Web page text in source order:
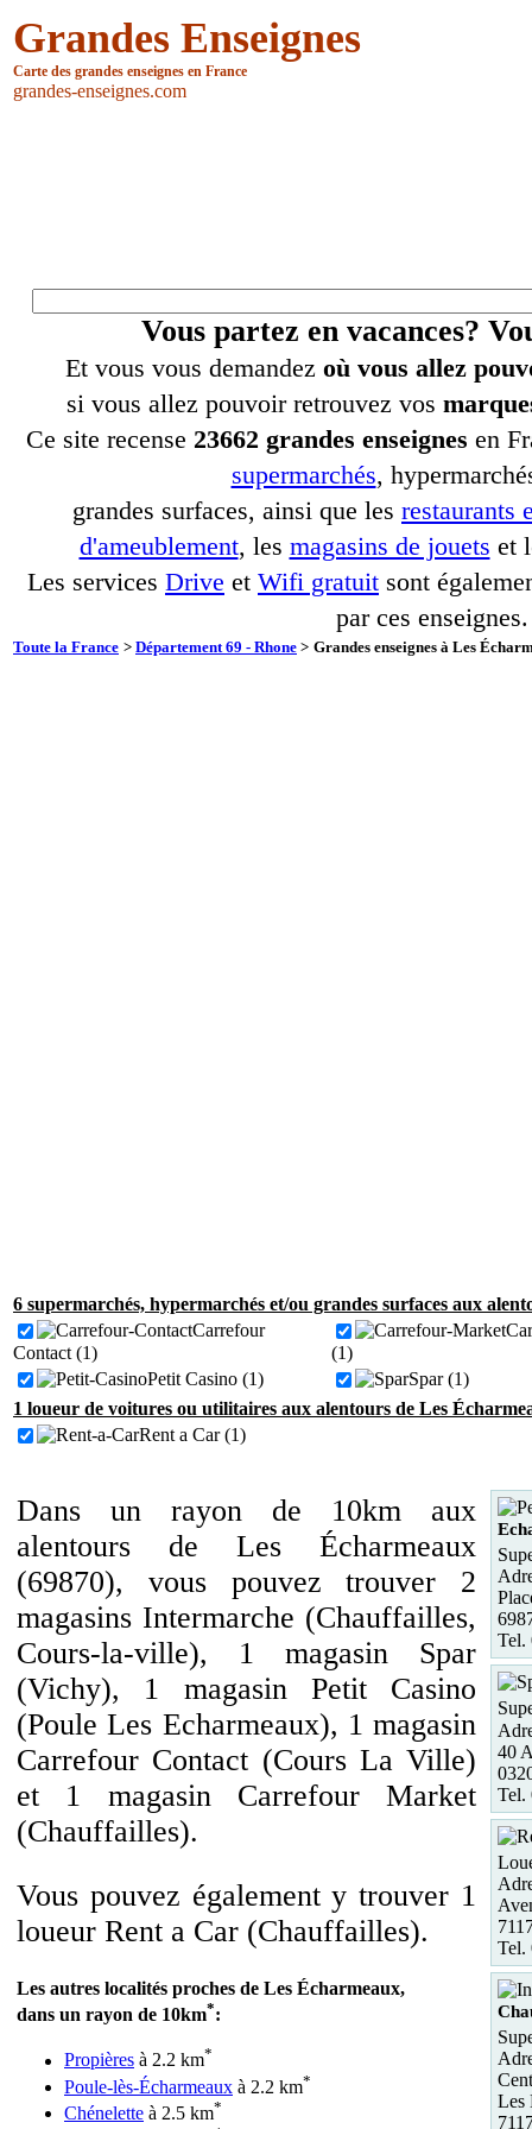
Grandes Enseignes
Carte des grandes enseignes en France
grandes-enseignes.com
Vous partez en vacances?
Et vous vous demandez où vous allez
si vous allez pouvoir retrouvez vos
Ce site recense 23662 grandes enseignes en
supermarchés,
grandes surfaces, ainsi que les restaurants
d'ameublement, les magasins de jouets et
Les services Drive et Wifi gratuit sont
par ces enseignes.
Toute la France > Département 69 - Rhone > Grandes enseignes à Les
6 supermarchés, hypermarchés et/ou grandes surfaces aux
Carrefour
Contact (1)
(1)
Petit Casino (1)
Spar (1)
1 loueur de voitures ou utilitaires aux alentours de Les
Rent a Car (1)
Dans un rayon de 10km aux
alentours de Les Écharmeaux
(69870), vous pouvez trouver 2
magasins Intermarche (Chauffailles,
Cours-la-ville), 1 magasin Spar
(Vichy), 1 magasin Petit Casino
(Poule Les Echarmeaux), 1 magasin
Carrefour Contact (Cours La Ville)
et 1 magasin Carrefour Market
(Chauffailles).
Vous pouvez également y trouver 1
loueur Rent a Car (Chauffailles).
Les autres localités proches de Les Écharmeaux,
dans un rayon de 10km*:
Propières à 2.2 km*
Poule-lès-Écharmeaux à 2.2 km*
Chénelette à 2.5 km*
Tel.
40
Tel.
Tel.
Les